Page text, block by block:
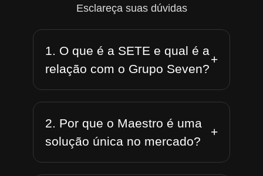
Esclareça suas dúvidas
1. O que é a SETE e qual é a
relação com o Grupo Seven?
+
2. Por que o Maestro é uma
solução única no mercado?
+